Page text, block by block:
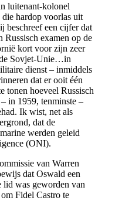
luitenant-kolonel
hardop voorlas uit
beschreef een cijfer dat
Russisch examen op de
kort voor zijn zeer
de Sovjet-Unie…in
dienst – inmiddels
dat er ooit één
tonen hoeveel Russisch
in 1959, tenminste –
Ik wist, net als
dat de
werden geleid
(ONI).
van Warren
dat Oswald een
lid was geworden van
Fidel Castro te